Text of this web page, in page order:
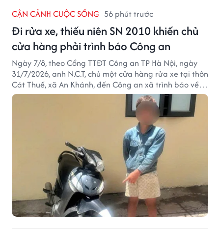
CẬN CẢNH CUỘC SỐNG 56 phút trước
Đi rửa xe, thiếu niên SN 2010 khiến chủ
cửa hàng phải trình báo Công an
Ngày 7/8, theo Cổng TTĐT Công an TP Hà Nội, ngày
31/7/2026, anh N.C.T, chủ một cửa hàng rửa xe tại thôn
Cát Thuế, xã An Khánh, đến Công an xã trình báo về
việc bị mất trộm chiếc xe máy Honda Wave. Trong cốp
xe còn có nhiều giấy tờ cá nhân và khoảng 1,2 triệu